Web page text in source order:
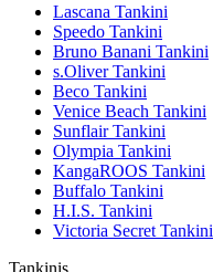
Lascana Tankini
Speedo Tankini
Bruno Banani Tankini
s.Oliver Tankini
Beco Tankini
Venice Beach Tankini
Sunflair Tankini
Olympia Tankini
KangaROOS Tankini
Buffalo Tankini
H.I.S. Tankini
Victoria Secret Tankini
Tankinis